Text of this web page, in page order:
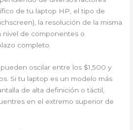
de tu laptop HP, el tipo de
la resolución de la misma
nivel de componentes o
completo.
oscilar entre los $1,500 y
Si tu laptop es un modelo más
de alta definición o táctil,
en el extremo superior de